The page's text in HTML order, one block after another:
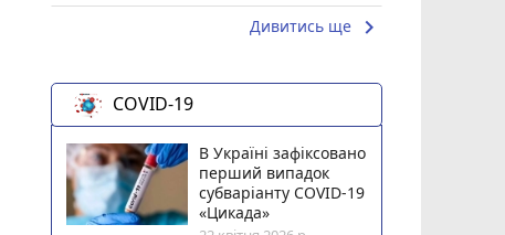
Дивитись ще keyboard_arrow_right
COVID-19
В Україні зафіксовано
перший випадок
субваріанту COVID-19
«Цикада»